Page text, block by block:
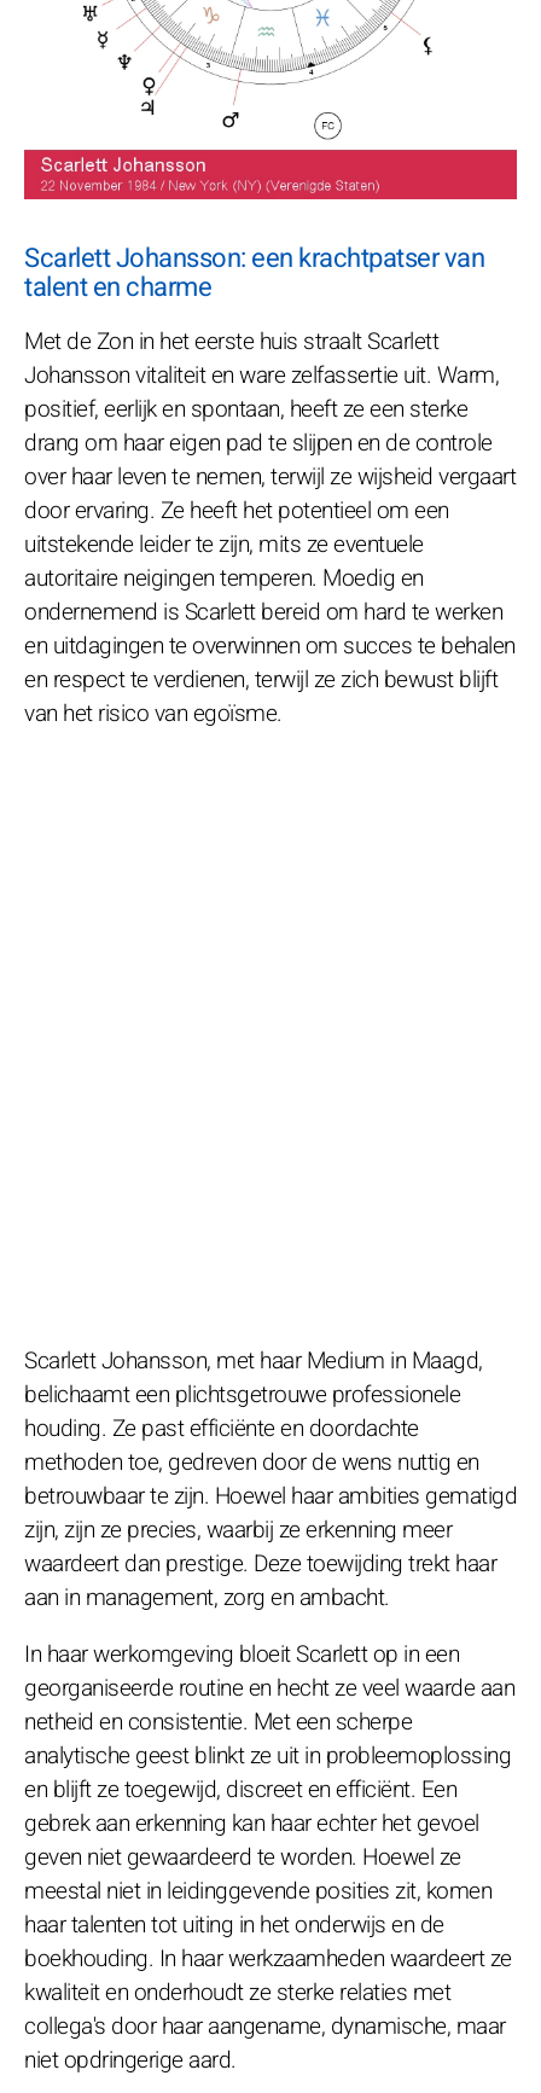
Scarlett Johansson: een krachtpatser van
talent en charme
Met de Zon in het eerste huis straalt Scarlett
Johansson vitaliteit en ware zelfassertie uit. Warm,
positief, eerlijk en spontaan, heeft ze een sterke
drang om haar eigen pad te slijpen en de controle
over haar leven te nemen, terwijl ze wijsheid vergaart
door ervaring. Ze heeft het potentieel om een
uitstekende leider te zijn, mits ze eventuele
autoritaire neigingen temperen. Moedig en
ondernemend is Scarlett bereid om hard te werken
en uitdagingen te overwinnen om succes te behalen
en respect te verdienen, terwijl ze zich bewust blijft
van het risico van egoïsme.
Scarlett Johansson, met haar Medium in Maagd,
belichaamt een plichtsgetrouwe professionele
houding. Ze past efficiënte en doordachte
methoden toe, gedreven door de wens nuttig en
betrouwbaar te zijn. Hoewel haar ambities gematigd
zijn, zijn ze precies, waarbij ze erkenning meer
waardeert dan prestige. Deze toewijding trekt haar
aan in management, zorg en ambacht.
In haar werkomgeving bloeit Scarlett op in een
georganiseerde routine en hecht ze veel waarde aan
netheid en consistentie. Met een scherpe
analytische geest blinkt ze uit in probleemoplossing
en blijft ze toegewijd, discreet en efficiënt. Een
gebrek aan erkenning kan haar echter het gevoel
geven niet gewaardeerd te worden. Hoewel ze
meestal niet in leidinggevende posities zit, komen
haar talenten tot uiting in het onderwijs en de
boekhouding. In haar werkzaamheden waardeert ze
kwaliteit en onderhoudt ze sterke relaties met
collega's door haar aangename, dynamische, maar
niet opdringerige aard.